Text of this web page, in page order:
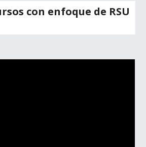
con enfoque de RSU